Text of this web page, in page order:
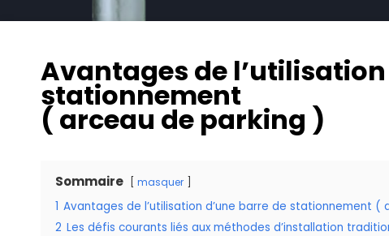
Avantages de
stationnement
( arceau de parking )
Sommaire masquer
1 Avantages de l’utilisation d’une barre de stationnement (
2 Les défis courants liés aux méthodes d’installation